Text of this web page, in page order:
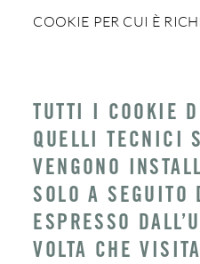
COOKIE PER CUI È
TUTTI I COOKIE
QUELLI TECNICI
VENGONO
SOLO A SEGUITO
ESPRESSO
VOLTA CHE